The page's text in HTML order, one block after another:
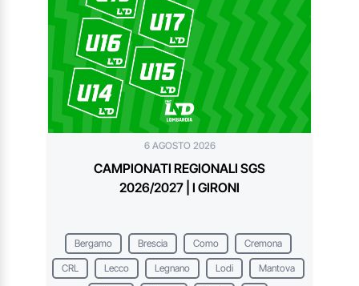
6 AGOSTO 2026
CAMPIONATI REGIONALI SGS
2026/2027 | I GIRONI
Bergamo Brescia Como Cremona
CRL Lecco Legnano Lodi Mantova